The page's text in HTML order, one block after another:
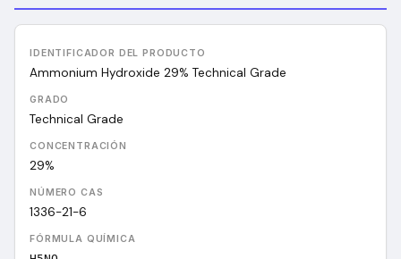
IDENTIFICADOR DEL PRODUCTO
Ammonium Hydroxide 29% Technical Grade
GRADO
Technical Grade
CONCENTRACIÓN
29%
NÚMERO CAS
1336-21-6
FÓRMULA QUÍMICA